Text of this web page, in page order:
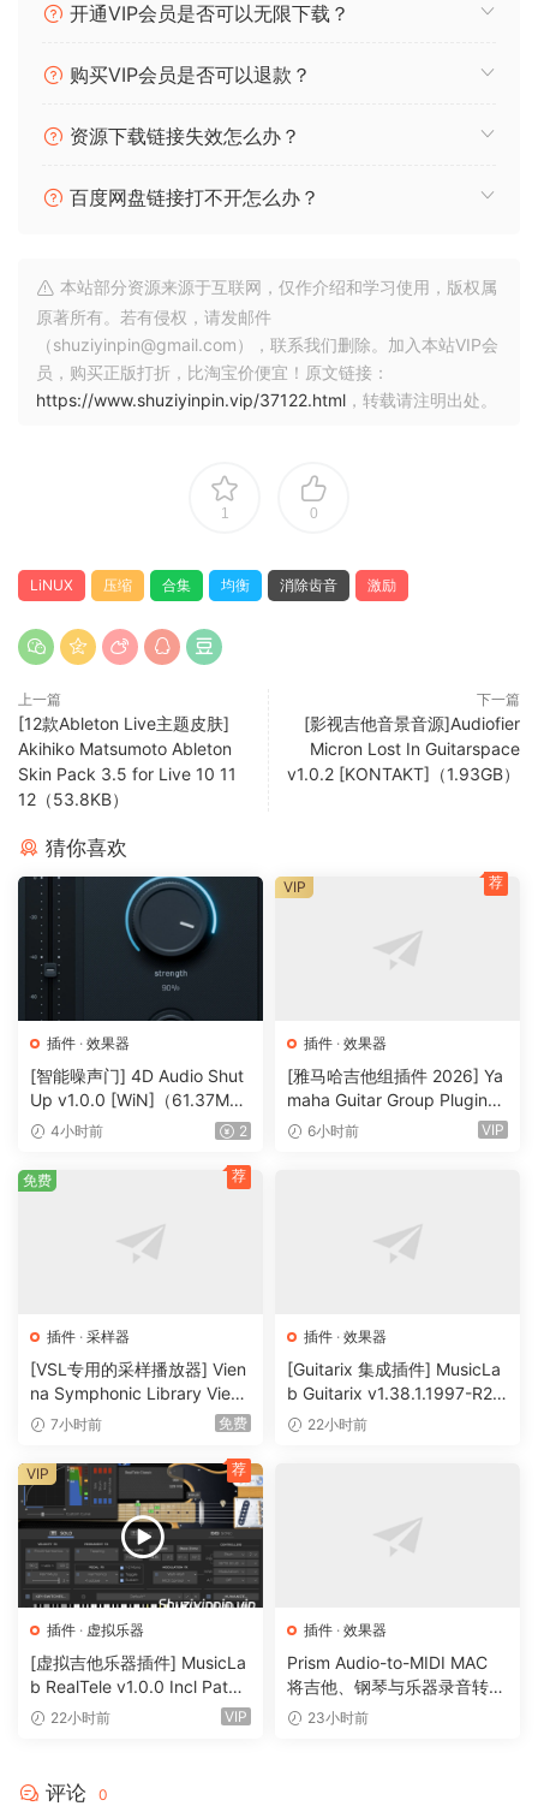
This includes:
(2) a DeEsser to remove harsh “sss” sounds,
(4) a Compressor and make up gain for dynamic control,
(5) an Exciter to enhance your vocals.
overall vocals, a polished sound. Each parameter, fader,
and knob was carefully tested, tweaked and perfected;
making the user experience easy to use. Whether you’re a
beginner at mixing vocals, or a professional with years of
experience- ORIGINAL is created with YOU in mind.
开通VIP会员是否可以无限下载？
购买VIP会员是否可以退款？
资源下载链接失效怎么办？
百度网盘链接打不开怎么办？
本站部分资源来源于互联网，仅作介绍和学习使用，版权属
原著所有。若有侵权，请发邮件
（shuziyinpin@gmail.com），联系我们删除。加入本站VIP会
员，购买正版打折，比淘宝价便宜！原文链接：
https://www.shuziyinpin.vip/37122.html ，转载请注明出处。
1 0
LiNUX 压缩 合集 均衡 消除齿音 激励
上一篇
[12款Ableton Live主题皮肤]
Akihiko Matsumoto Ableton
Skin Pack 3.5 for Live 10 11
12（53.8KB）
下一篇
[影视吉他音景音源]Audiofier
Micron Lost In Guitarspace
v1.0.2 [KONTAKT]（1.93GB）
猜你喜欢
插件 · 效果器
[智能噪声门] 4D Audio Shut
Up v1.0.0 [WiN]（61.37M
B）4小时前 2
插件 · 效果器
[雅马哈吉他组插件 2026] Ya
maha Guitar Group Plugins
2026 Incl Keygen-R2R [Wi
6小时前 VIP
VIP 荐
插件 · 采样器
[VSL专用的采样播放器] Vien
na Symphonic Library Vienn
a Synchron Player v1.3.302
7小时前 免费
免费 荐
插件 · 效果器
[Guitarix 集成插件] MusicLa
b Guitarix v1.38.1.1997-R2R
[WiN]（7.5MB）
22小时前
插件 · 虚拟乐器
[虚拟吉他乐器插件] MusicLa
b RealTele v1.0.0 Incl Patch
ed and Keygen-R2R [WiN]
22小时前 VIP
VIP 荐
插件 · 效果器
Prism Audio-to-MIDI MAC
将吉他、钢琴与乐器录音转换
为可编辑 MIDI
23小时前
评论 0